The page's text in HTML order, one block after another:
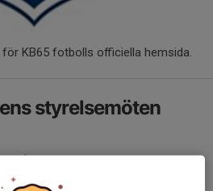
KB65 fotbolls officiella hemsida.
styrelsemöten